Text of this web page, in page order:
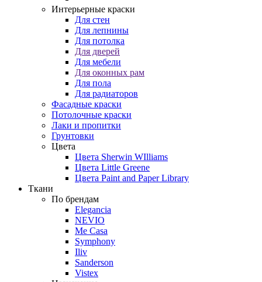
Интерьерные краски
Для стен
Для лепнины
Для потолка
Для дверей
Для мебели
Для оконных рам
Для пола
Для радиаторов
Фасадные краски
Потолочные краски
Лаки и пропитки
Грунтовки
Цвета
Цвета Sherwin WIlliams
Цвета Little Greene
Цвета Paint and Paper Library
Ткани
По брендам
Elegancia
NEVIO
Me Casa
Symphony
Iliv
Sanderson
Vistex